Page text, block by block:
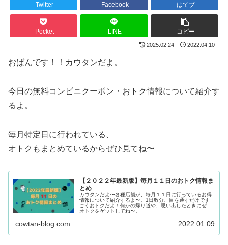
Twitter Facebook はてブ
Pocket LINE コピー
2025.02.24 2022.04.10
おばんです！！カウタンだよ。
今日の無料コンビニクーポン・おトク情報について紹介す
るよ。
毎月特定日に行われている、
オトクもまとめているからぜひ見てね〜
【２０２２年最新版】毎月１１日のおトク情報ま
とめ
カウタンだよ〜各種店舗が、毎月１１日に行っているお得
情報について紹介するよ〜。1日数分、目を通すだけです
ごくおトクだよ！何かの帰り道や、思い出したときにぜひ
オトクをゲットしてね〜。
cowtan-blog.com 2022.01.09